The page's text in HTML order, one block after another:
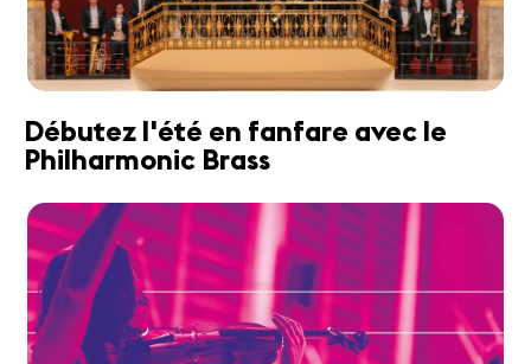
Débutez l'été en fanfare avec le
Philharmonic Brass